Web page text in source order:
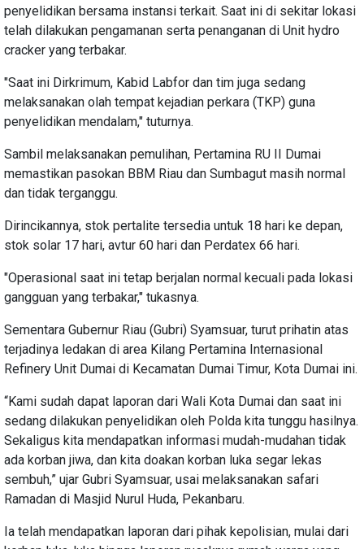
penyelidikan bersama instansi terkait. Saat ini di sekitar lokasi
telah dilakukan pengamanan serta penanganan di Unit hydro
cracker yang terbakar.
"Saat ini Dirkrimum, Kabid Labfor dan tim juga sedang
melaksanakan olah tempat kejadian perkara (TKP) guna
penyelidikan mendalam," tuturnya.
Sambil melaksanakan pemulihan, Pertamina RU II Dumai
memastikan pasokan BBM Riau dan Sumbagut masih normal
dan tidak terganggu.
Dirincikannya, stok pertalite tersedia untuk 18 hari ke depan,
stok solar 17 hari, avtur 60 hari dan Perdatex 66 hari.
"Operasional saat ini tetap berjalan normal kecuali pada lokasi
gangguan yang terbakar," tukasnya.
Sementara Gubernur Riau (Gubri) Syamsuar, turut prihatin atas
terjadinya ledakan di area Kilang Pertamina Internasional
Refinery Unit Dumai di Kecamatan Dumai Timur, Kota Dumai ini.
“Kami sudah dapat laporan dari Wali Kota Dumai dan saat ini
sedang dilakukan penyelidikan oleh Polda kita tunggu hasilnya.
Sekaligus kita mendapatkan informasi mudah-mudahan tidak
ada korban jiwa, dan kita doakan korban luka segar lekas
sembuh,” ujar Gubri Syamsuar, usai melaksanakan safari
Ramadan di Masjid Nurul Huda, Pekanbaru.
Ia telah mendapatkan laporan dari pihak kepolisian, mulai dari